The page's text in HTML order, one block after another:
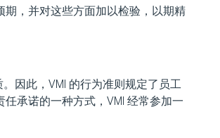
，并对这些方面加以检验，以期精
因此，VMI 的行为准则规定了员工
承诺的一种方式，VMI 经常参加一